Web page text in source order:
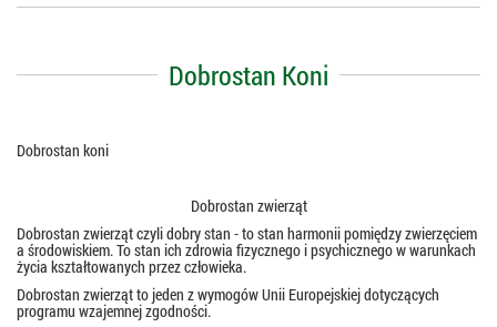
Dobrostan Koni
Dobrostan koni
Dobrostan zwierząt
Dobrostan zwierząt czyli dobry stan - to stan harmonii pomiędzy zwierzęciem
a środowiskiem. To stan ich zdrowia fizycznego i psychicznego w warunkach
życia kształtowanych przez człowieka.
Dobrostan zwierząt to jeden z wymogów Unii Europejskiej dotyczących
programu wzajemnej zgodności.